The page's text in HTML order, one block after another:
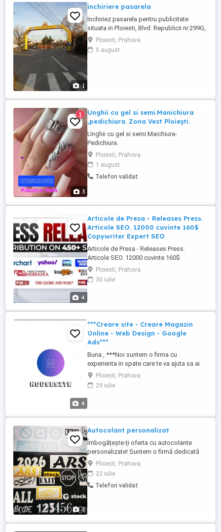
1
inchiriere pasarela
Inchiriez pasarela pentru publicitate
situata in Ploiesti, Blvd. Republicii nr.299G,
vis a vis de restaurant Casa Berarului ,
cartier Albert, H=7.5M persoana de
contact: Nana Duma tel. detalii in privat
Ploiesti, Prahova
5 august
3
1
Unghii cu gel si semi.Manichiura
,pedichiura. Zona Vest Ploiești.
Unghii cu gel si semi.Maichiura-
Pedichiura.
Ploiesti, Prahova
1 august
Telefon validat
4
Articole de Presa - Releases Press.
Articole SEO. 12000 cuvinte 160$
Copywriter Expert SEO
Articole de Presa - Releases Press.
Articole SEO. 12000 cuvinte 160$
Copywriter Expert SEO Despre acest
proiect Distribuire profesională de
comunicate de presă pe peste 450 de
comunicate de presă. Vom distribui ...
Ploiesti, Prahova
30 iulie
4
***Creare site - Creare Magazin
Online - Web Design - Google
Ads***
Buna , ***Noi suntem o firma cu
experienta in spate care te va ajuta sa ai
site-ul dorit *** Creare site Prezentare -
Creare Magazin Online - Web Design -
Google Ads Creare Site de Prezentare
pentru toți vizitatorii, ...
Ploiesti, Prahova
29 iulie
1
Autocolant personalizat
Îmbogățește-ți oferta cu autocolante
personalizate! Suntem o firmă dedicată
creării de autocolante ideale pentru
promovare și persinalizare. Oferim soluții
variate în culori și dimensiuni, adaptate
clientilor din diferite domenii. Dacă ești
Ploiesti, Prahova
22 iulie
Telefon validat